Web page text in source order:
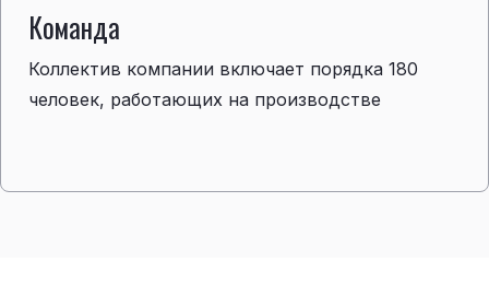
Команда
Коллектив компании включает порядка 180
человек, работающих на производстве